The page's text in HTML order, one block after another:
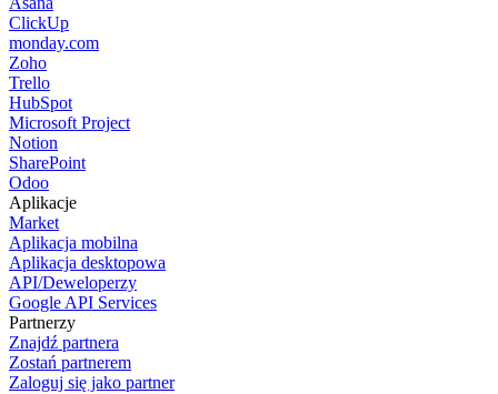
ClickUp
monday.com
Zoho
Trello
HubSpot
Microsoft Project
Notion
SharePoint
Odoo
Aplikacje
Market
Aplikacja mobilna
Aplikacja desktopowa
API/Deweloperzy
Google API Services
Partnerzy
Znajdź partnera
Zostań partnerem
Zaloguj się jako partner